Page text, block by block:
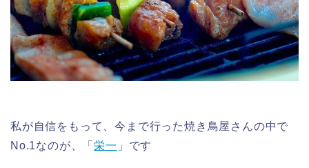
私が自信をもって、今まで行った焼き鳥屋さんの中で
No.1なのが、「栄一 」です